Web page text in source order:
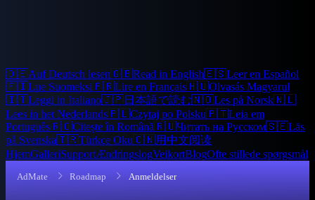
🇩🇪Auf Deutsch lesen🇬🇧Read in English🇪🇸Leer en Español
🇫🇮Lue Suomeksi🇫🇷Lire en Français🇭🇺Olvasás Magyarul
🇮🇹Leggi in Italiano🇯🇵日本語で読む🇳🇴Les på Norsk🇳🇱
Lees in het Nederlands🇵🇱Czytaj po Polsku🇵🇹Leia em
Português🇷🇴Citește în Română🇷🇺Читать на Русском🇸🇪Läs
på Svenska🇹🇷Türkçe Oku🇨🇳用中文阅读
HjemGalleriSupportÆndringslogVeikortBlogOfte stillede spørgsmål
AdMate Roadmap Anmeldelser